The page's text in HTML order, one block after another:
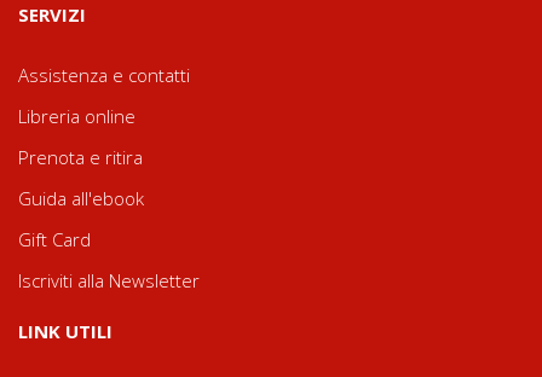
SERVIZI
Assistenza e contatti
Libreria online
Prenota e ritira
Guida all'ebook
Gift Card
Iscriviti alla Newsletter
LINK UTILI